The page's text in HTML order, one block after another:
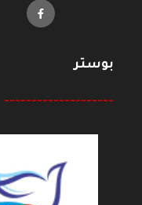
بوستر
--------------------